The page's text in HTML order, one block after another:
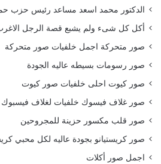
الدكتور محمد اسعد مساعد رئيس حزب
أكل كل شىء ولم يشبع قصة الرجل
صور متحركة اجمل خلفيات صور متحركة
صور رسومات بسيطه عاليه الجودة
صور كيوت احلى خلفيات صور كيوت
صور غلاف فيسوك خلفيات لغلاف فيسبوك
صور قلب مكسور حزينة للمجروحين
صور كريستيانو بجودة عاليه لكل محبي
اجمل صور أكلات